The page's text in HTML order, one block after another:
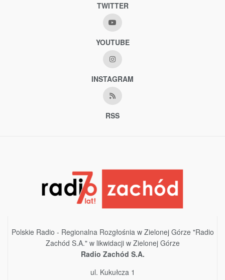
TWITTER
YOUTUBE
INSTAGRAM
RSS
Polskie Radio - Regionalna Rozgłośnia w Zielonej Górze "Radio
Zachód S.A." w likwidacji w Zielonej Górze
Radio Zachód S.A.
ul. Kukułcza 1